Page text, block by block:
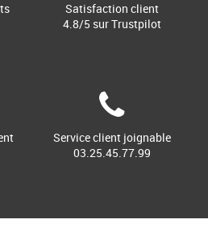
Satisfaction client
4.8/5 sur Trustpilot
Service client joignable
03.25.45.77.99